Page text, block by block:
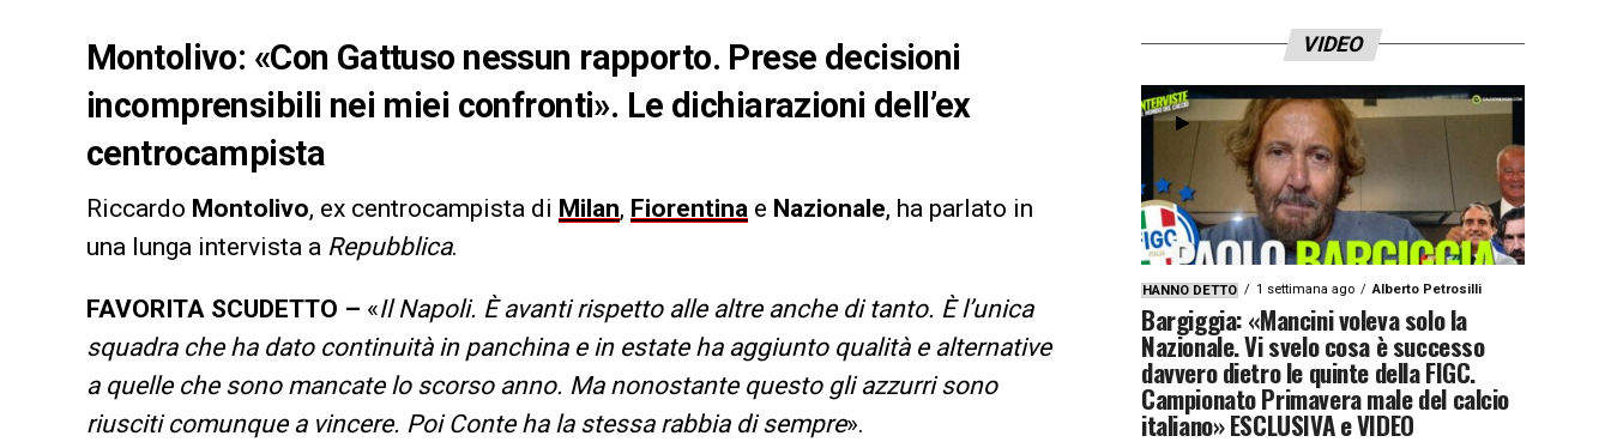
Montolivo: «Con Gattuso nessun rapporto. Prese decisioni
incomprensibili nei miei confronti». Le dichiarazioni dell’ex
centrocampista
Riccardo Montolivo, ex centrocampista di Milan, Fiorentina e Nazionale, ha parlato in
una lunga intervista a Repubblica.
FAVORITA SCUDETTO – «Il Napoli. È avanti rispetto alle altre anche di tanto. È l’unica
squadra che ha dato continuità in panchina e in estate ha aggiunto qualità e alternative
a quelle che sono mancate lo scorso anno. Ma nonostante questo gli azzurri sono
riusciti comunque a vincere. Poi Conte ha la stessa rabbia di sempre».
VIDEO
HANNO DETTO 1 settimana ago Alberto Petrosilli
Bargiggia: «Mancini voleva solo la
Nazionale. Vi svelo cosa è successo
davvero dietro le quinte della FIGC.
Campionato Primavera male del calcio
italiano» ESCLUSIVA e VIDEO